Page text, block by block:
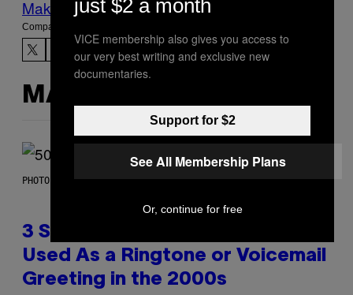
Make Us Preferred In Top Stories
Compartir:
MÁS DE LO MISMO
PHOTO BY GREGORY BOJORQUEZ/GETTY IMAGES
3 Songs That Were Commonly
Used As a Ringtone or Voicemail
Greeting in the 2000s
just $2 a month
VICE membership also gives you access to
our very best writing and exclusive new
documentaries.
Support for $2
See All Membership Plans
Or, continue for free